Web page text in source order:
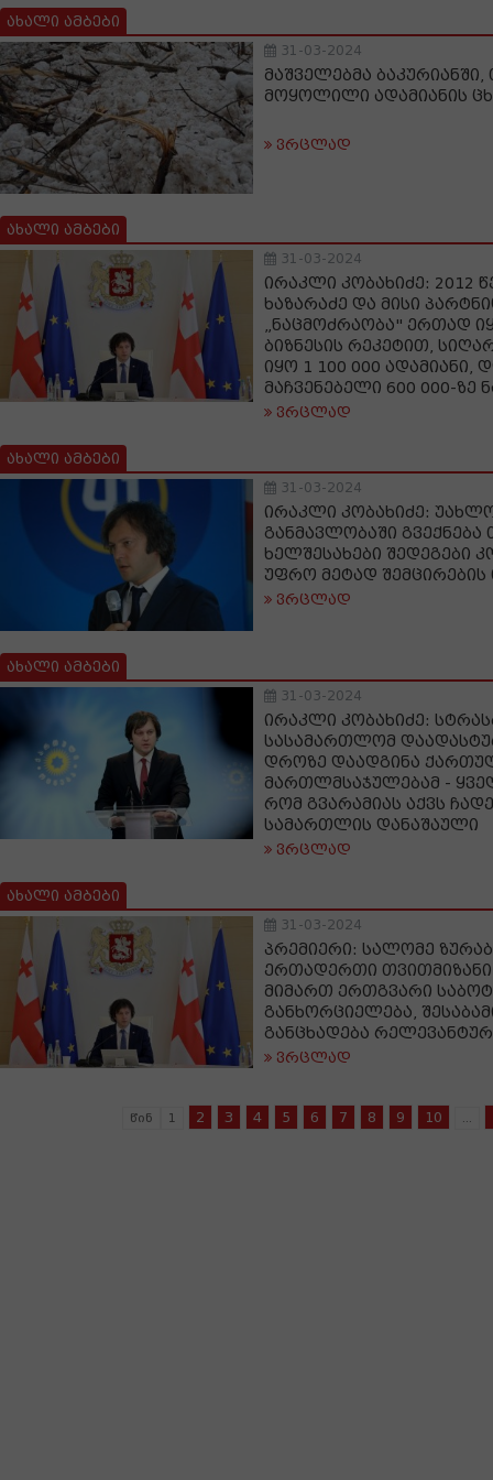
ახალი ამბები
31-03-2024
მაშველებმა
მოყოლილი ადამიანის
ვრცლად
ახალი ამბები
31-03-2024
ირაკლი კობახიძე: 2012
ხაზარაძე და მისი
„ნაცმოძრაობა" ერთად
ბიზნესის რეკეტით,
იყო 1 100 000 ადამიანი,
მაჩვენებელი 600 000-ზე
ვრცლად
ახალი ამბები
31-03-2024
ირაკლი კობახიძე:
განმავლობაში გვექნება
ხელშესახები შედეგები
უფრო მეტად
ვრცლად
ახალი ამბები
31-03-2024
ირაკლი კობახიძე:
სასამართლომ
დროზე დაადგინა
მართლმსაჯულებამ -
რომ გვარამიას აქვს
სამართლის დანაშაული
ვრცლად
ახალი ამბები
31-03-2024
პრემიერი: სალომე
ერთადერთი თვითმიზანი
მიმართ ერთგვარი
განხორციელება,
განცხადება
ვრცლად
წინ 1 2 3 4 5 6 7 8 9 10 ...